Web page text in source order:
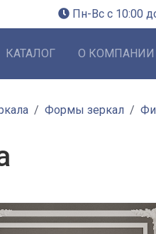
Пн-Вс с 10:00
КАТАЛОГ О КОМПАНИИ
Формы зеркал